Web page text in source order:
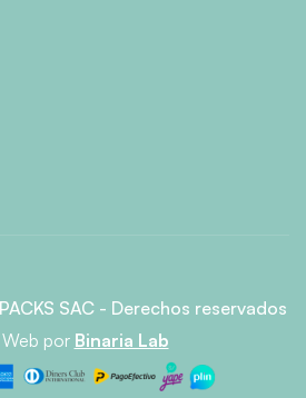
SAC - Derechos reservados
por Binaria Lab